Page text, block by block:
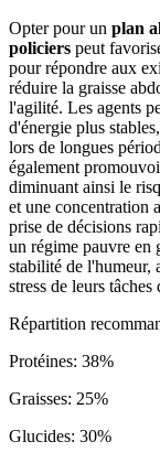
Opter pour un plan
policiers peut
pour répondre aux
réduire la graisse
l'agilité. Les agents
d'énergie plus
lors de longues
également
diminuant ainsi le
et une concentration
prise de décisions
un régime pauvre en
stabilité de l'humeur,
stress de leurs tâches
Répartition
Protéines: 38%
Graisses: 25%
Glucides: 30%